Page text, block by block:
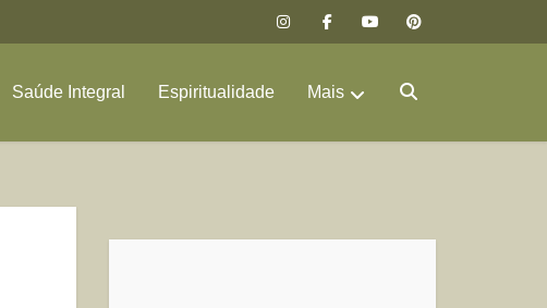
Saúde Integral Espiritualidade Mais